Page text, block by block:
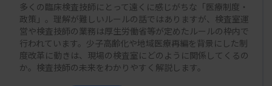
り案件として実効性が高められるわけです（図）
多くの臨床検査技師にとって遠くに感じがちな「医療制度・
政策」。理解が難しいルールの話ではありますが、検査室運
営や検査技師の業務は厚生労働省等が定めたルールの枠内で
行われています。少子高齢化や地域医療再編を背景にした制
度改革に動きは、現場の検査室にどのように関係してくるの
か。検査技師の未来をわかりやすく解説します。